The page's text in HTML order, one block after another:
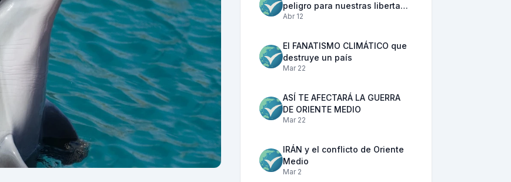
peligro para nuestras liberta…
Abr 12
El FANATISMO CLIMÁTICO que
destruye un país
Mar 22
ASÍ TE AFECTARÁ LA GUERRA
DE ORIENTE MEDIO
Mar 22
IRÁN y el conflicto de Oriente
Medio
Mar 2